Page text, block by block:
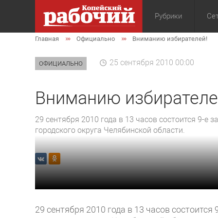
Рубрики
Общество
Главная Официально Вниманию избирателей!
ОФИЦИАЛЬНО 25 сентября 2010 00:00
Вниманию
29 сентября 2010 года в 13 часов состоится 9-е
городского округа Челябинской области.
29 сентября 2010 года в 13 часов